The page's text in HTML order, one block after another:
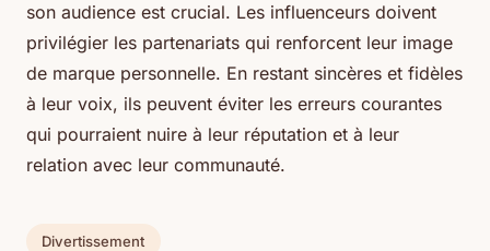
son audience est crucial. Les influenceurs doivent
privilégier les partenariats qui renforcent leur image
de marque personnelle. En restant sincères et fidèles
à leur voix, ils peuvent éviter les erreurs courantes
qui pourraient nuire à leur réputation et à leur
relation avec leur communauté.
Divertissement